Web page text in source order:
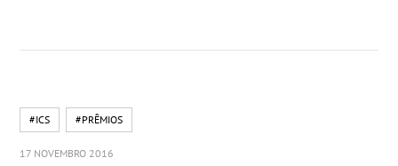
#ICS #PRÊMIOS
17 NOVEMBRO 2016